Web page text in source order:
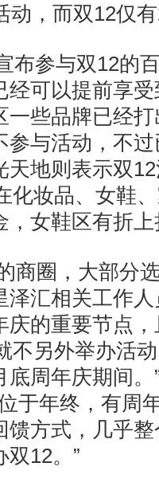
动，而双12仅
布参与双12的
经可以提前享
一些品牌已经
参与活动，不
地则表示双
化妆品、女鞋
，女鞋区有折
商圈，大部分
汇相关工作人
庆的重要节点
不另外举办活
底周年庆期间
于年终，有周
馈方式，几乎
12。”